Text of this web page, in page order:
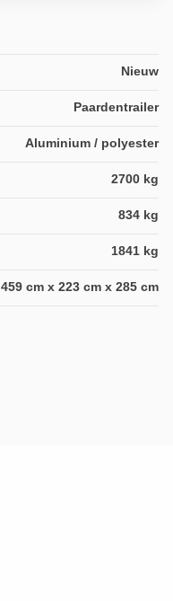
Nieuw
Paardentrailer
Aluminium / polyester
2700 kg
834 kg
1841 kg
459 cm x 223 cm x 285 cm